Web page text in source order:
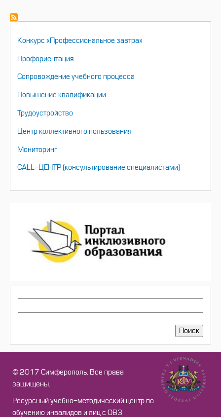
Конкурс «Профессиональное завтра»
Профориентация
Сопровождение учебного процесса
Повышение квалификации
Трудоустройство
Центр коллективного пользования
Мониторинг
CALL-ЦЕНТР (консультирование специалистами)
ПОИСК
© 2017 Симферополь. Все права
защищены.
Ресурсный учебно-методический центр по
обучению инвалидов и лиц с ОВЗ